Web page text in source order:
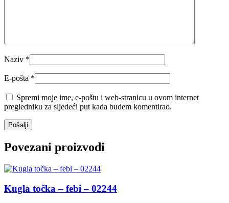
Naziv *
E-pošta *
Spremi moje ime, e-poštu i web-stranicu u ovom internet
pregledniku za sljedeći put kada budem komentirao.
Povezani proizvodi
Kugla točka – febi – 02244